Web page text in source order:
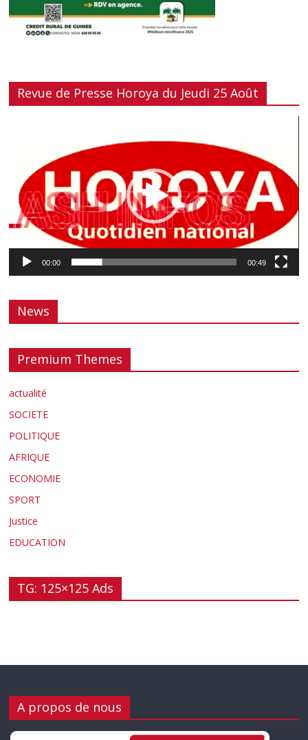
Revue de Presse Horoya du Jeudi 25 Août
00:00 00:49
News
Premium Themes
actualité
SOCIETE
POLITIQUE
AFRIQUE
ECONOMIE
SPORT
Justice
EDUCATION
TG: 125×125 Ads
A propos de nous